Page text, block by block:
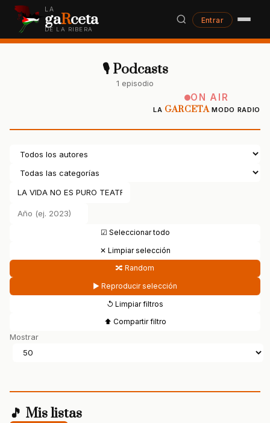
LA
gaRceta
DE LA RIBERA
Entrar
🎙 Podcasts
1 episodio
ON AIR
LA GARCETAMODO RADIO
☑ Seleccionar todo
✕ Limpiar selección
🔀 Random
▶ Reproducir selección
↺ Limpiar filtros
⬆ Compartir filtro
Mostrar
🎵 Mis listas